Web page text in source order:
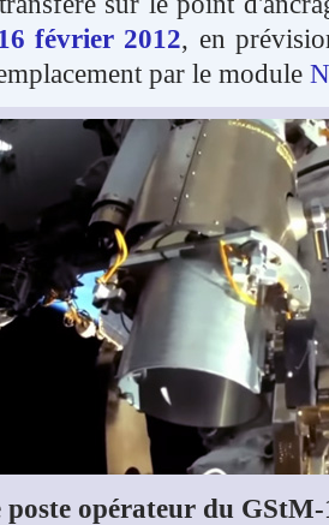
février 2012, en
par le module
poste opérateur du